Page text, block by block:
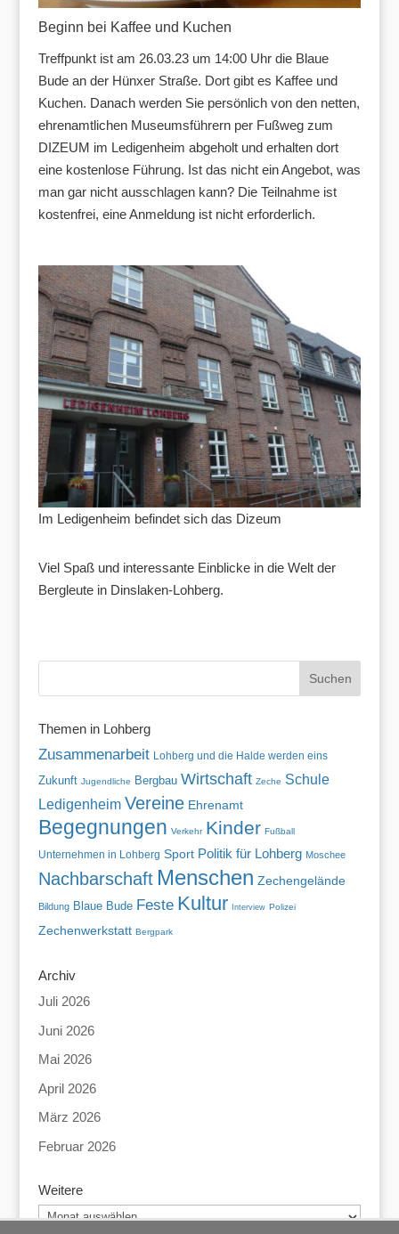
Beginn bei Kaffee und Kuchen
Treffpunkt ist am 26.03.23 um 14:00 Uhr die Blaue
Bude an der Hünxer Straße. Dort gibt es Kaffee und
Kuchen. Danach werden Sie persönlich von den netten,
ehrenamtlichen Museumsführern per Fußweg zum
DIZEUM im Ledigenheim abgeholt und erhalten dort
eine kostenlose Führung. Ist das nicht ein Angebot, was
man gar nicht ausschlagen kann? Die Teilnahme ist
kostenfrei, eine Anmeldung ist nicht erforderlich.
Im Ledigenheim befindet sich das Dizeum
Viel Spaß und interessante Einblicke in die Welt der
Bergleute in Dinslaken-Lohberg.
Themen in Lohberg
Zusammenarbeit Lohberg und die Halde werden eins
Zukunft Jugendliche Bergbau Wirtschaft Zeche Schule
Ledigenheim Vereine Ehrenamt
Begegnungen Verkehr Kinder Fußball
Unternehmen in Lohberg Sport Politik für Lohberg Moschee
Nachbarschaft Menschen Zechengelände
Bildung Blaue Bude Feste Kultur Interview Polizei
Zechenwerkstatt Bergpark
Archiv
Juli 2026
Juni 2026
Mai 2026
April 2026
März 2026
Februar 2026
Weitere
Weitere